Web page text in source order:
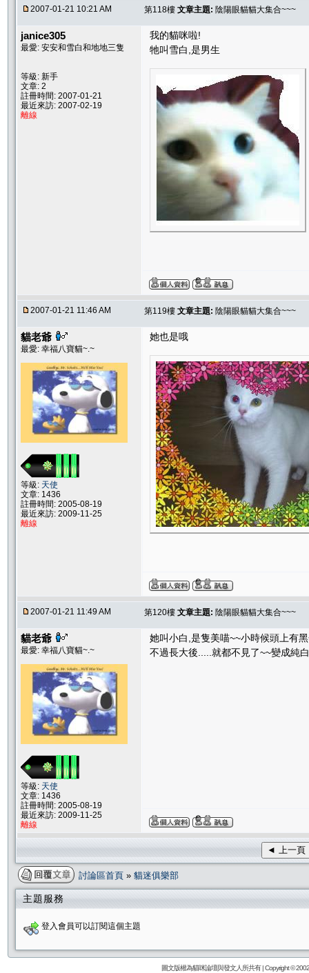
2007-01-21 10:21 AM 第118樓 文章主題: 陰陽眼貓貓大集合~~~
janice305
最愛: 安安和雪白和地地三隻
等級: 新手
文章: 2
註冊時間: 2007-01-21
最近來訪: 2007-02-19
離線
我的貓咪啦!
牠叫雪白,是男生
2007-01-21 11:46 AM 第119樓 文章主題: 陰陽眼貓貓大集合~~~
貓老爺
最愛: 幸福八寶貓~.~
等級: 天使
文章: 1436
註冊時間: 2005-08-19
最近來訪: 2009-11-25
離線
她也是哦
2007-01-21 11:49 AM 第120樓 文章主題: 陰陽眼貓貓大集合~~~
貓老爺
最愛: 幸福八寶貓~.~
等級: 天使
文章: 1436
註冊時間: 2005-08-19
最近來訪: 2009-11-25
離線
她叫小白,是隻美喵~~小時候頭上有
不過長大後.....就都不見了~~變成純
◄ 上一頁
討論區首頁 » 貓迷俱樂部
主題服務
登入會員可以訂閱這個主題
圖文版權為貓咪論壇與發文人所共有 | Copyright ©